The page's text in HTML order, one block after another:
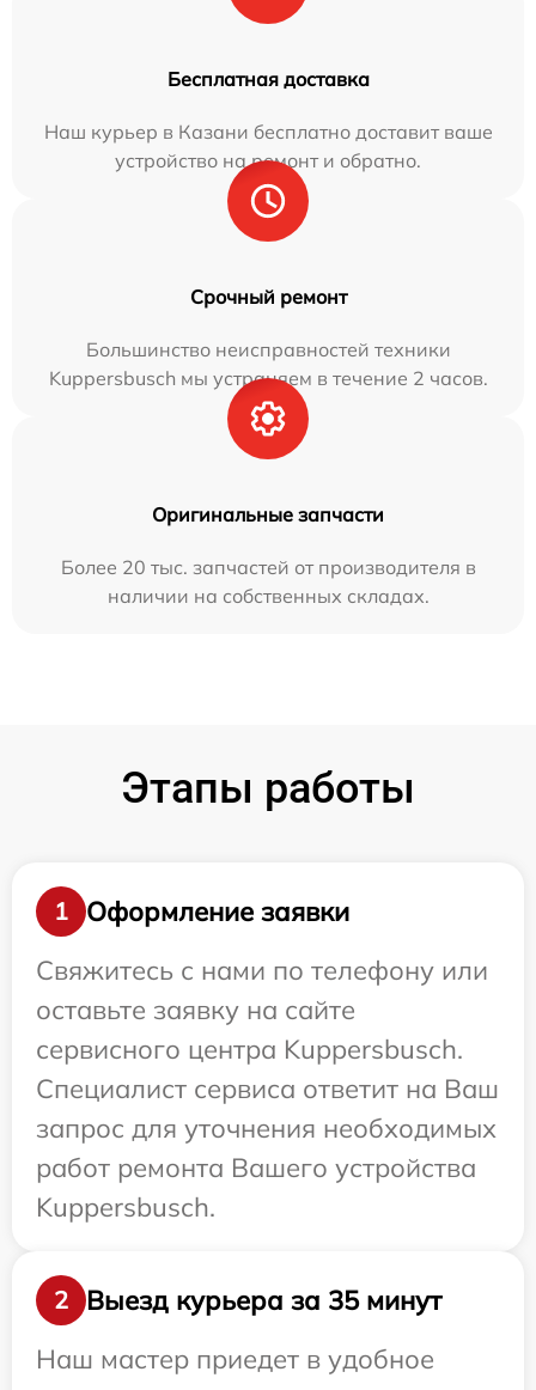
Бесплатная доставка
Наш курьер в Казани бесплатно доставит ваше
устройство на ремонт и обратно.
Срочный ремонт
Большинство неисправностей техники
Kuppersbusch мы устраняем в течение 2 часов.
Оригинальные запчасти
Более 20 тыс. запчастей от производителя в
наличии на собственных складах.
Этапы работы
1
Оформление заявки
Свяжитесь с нами по телефону или
оставьте заявку на сайте
сервисного центра Kuppersbusch.
Специалист сервиса ответит на Ваш
запрос для уточнения необходимых
работ ремонта Вашего устройства
Kuppersbusch.
2
Выезд курьера за 35 минут
Наш мастер приедет в удобное